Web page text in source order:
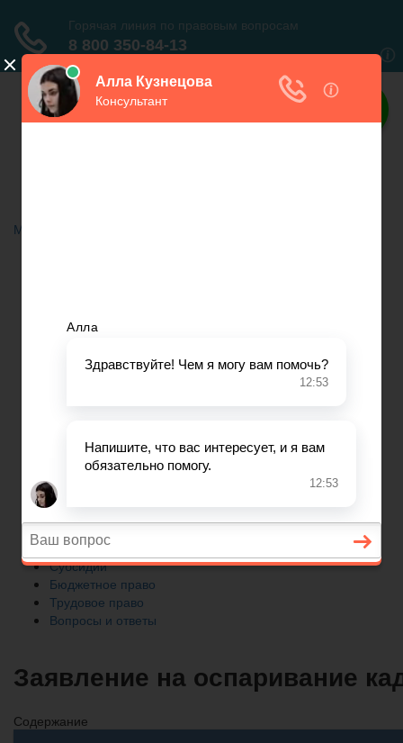
Права граждан
Меню
Трудовое право
Автомобильное право
Субсидии
Бюджетное право
Трудовое право
Вопросы и ответы
Заявление на оспаривание
Содержание